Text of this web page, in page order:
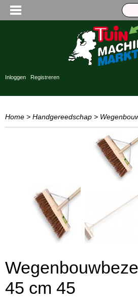
Inloggen Registreren
Home > Handgereedschap >
45 cm 45